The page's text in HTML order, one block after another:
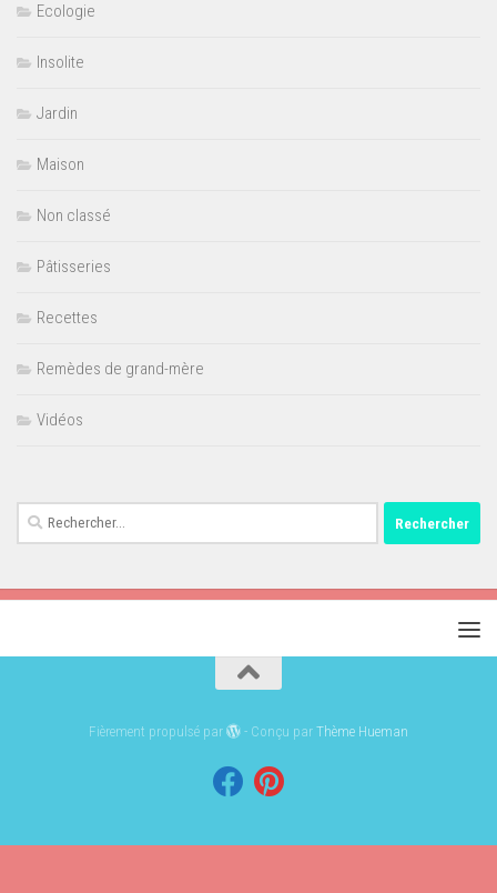
Ecologie
Insolite
Jardin
Maison
Non classé
Pâtisseries
Recettes
Remèdes de grand-mère
Vidéos
Rechercher :
Fièrement propulsé par - Conçu parThème Hueman